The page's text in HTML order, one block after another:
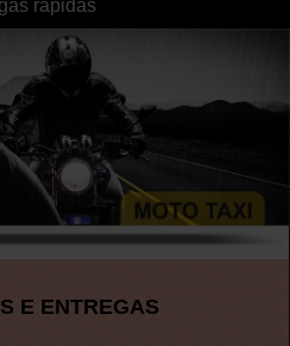
rapidas
E ENTREGAS